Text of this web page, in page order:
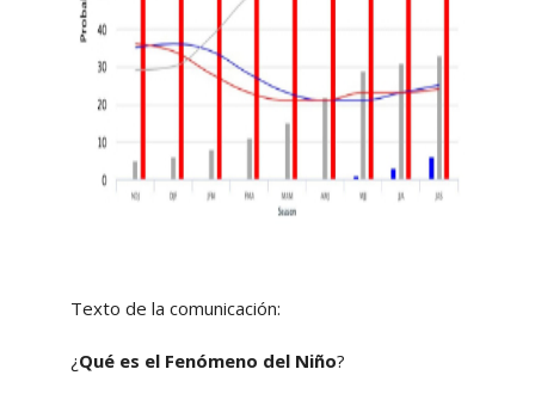
Texto de la comunicación:
¿Qué es el Fenómeno del Niño?